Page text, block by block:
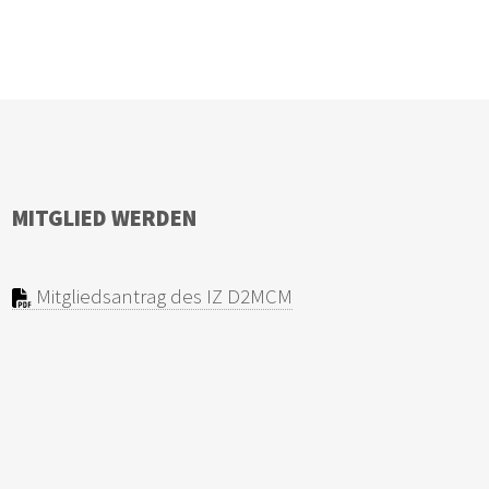
MITGLIED WERDEN
Mitgliedsantrag des IZ D2MCM